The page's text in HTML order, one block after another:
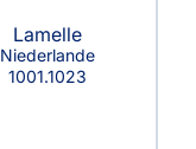
Lamelle
Niederlande
1001.1023